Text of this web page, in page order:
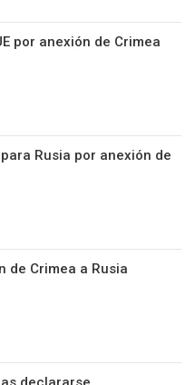
por anexión de Crimea
Rusia por anexión de
de Crimea a Rusia